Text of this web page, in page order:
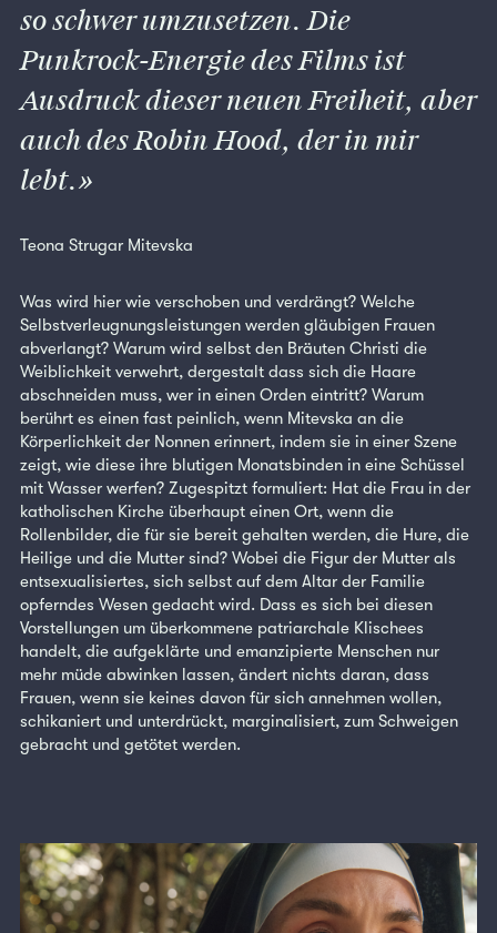
so schwer umzusetzen. Die
Punkrock-Energie des Films ist
Ausdruck dieser neuen Freiheit, aber
auch des Robin Hood, der in mir
lebt.
Teona Strugar Mitevska
Was wird hier wie verschoben und verdrängt? Welche
Selbstverleugnungsleistungen werden gläubigen Frauen
abverlangt? Warum wird selbst den Bräuten Christi die
Weiblichkeit verwehrt, dergestalt dass sich die Haare
abschneiden muss, wer in einen Orden eintritt? Warum
berührt es einen fast peinlich, wenn Mitevska an die
Körperlichkeit der Nonnen erinnert, indem sie in einer Szene
zeigt, wie diese ihre blutigen Monatsbinden in eine Schüssel
mit Wasser werfen? Zugespitzt formuliert: Hat die Frau in der
katholischen Kirche überhaupt einen Ort, wenn die
Rollenbilder, die für sie bereit gehalten werden, die Hure, die
Heilige und die Mutter sind? Wobei die Figur der Mutter als
entsexualisiertes, sich selbst auf dem Altar der Familie
opferndes Wesen gedacht wird. Dass es sich bei diesen
Vorstellungen um überkommene patriarchale Klischees
handelt, die aufgeklärte und emanzipierte Menschen nur
mehr müde abwinken lassen, ändert nichts daran, dass
Frauen, wenn sie keines davon für sich annehmen wollen,
schikaniert und unterdrückt, marginalisiert, zum Schweigen
gebracht und getötet werden.